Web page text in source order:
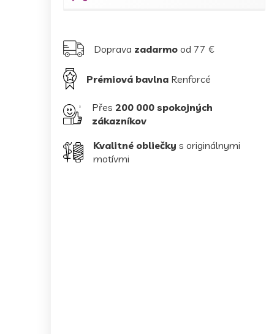
Doprava zadarmo od 77 €
Prémiová bavlna Renforcé
Přes 200 000 spokojných
zákazníkov
Kvalitné obliečky s originálnymi
motívmi